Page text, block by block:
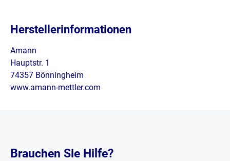
Herstellerinformationen
Amann
Hauptstr. 1
74357 Bönningheim
www.amann-mettler.com
Brauchen Sie Hilfe?